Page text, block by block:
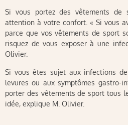
Si vous portez des vêtements de
attention à votre confort. « Si vous
parce que vos vêtements de sport
risquez de vous exposer à une
Olivier.
Si vous êtes sujet aux infections
levures ou aux symptômes gastro-
porter des vêtements de sport tous
idée, explique M. Olivier.